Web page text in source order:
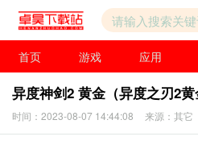
首页 游戏 应用
异度神剑2 黄金（异度之刃2黄
时间：2023-08-07 14:44:08 来源：其它